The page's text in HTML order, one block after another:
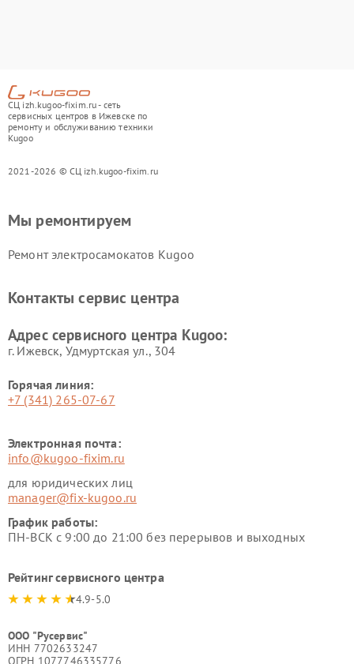
СЦ izh.kugoo-fixim.ru - сеть
сервисных центров в Ижевске по
ремонту и обслуживанию техники
Kugoo
2021-2026 © СЦ izh.kugoo-fixim.ru
Мы ремонтируем
Ремонт электросамокатов Kugoo
Контакты сервис центра
Адрес сервисного центра Kugoo:
г. Ижевск, Удмуртская ул., 304
Горячая линия:
+7 (341) 265-07-67
Электронная почта:
info@kugoo-fixim.ru
для юридических лиц
manager@fix-kugoo.ru
График работы:
ПН-ВСК с 9:00 до 21:00 без перерывов и выходных
Рейтинг сервисного центра
4.9-5.0
ООО "Русервис"
ИНН 7702633247
ОГРН 1077746335776